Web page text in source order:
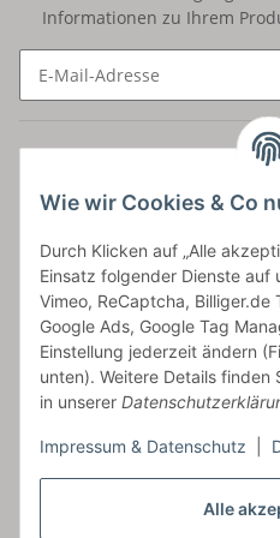
Alle
Wie wir Cookies & Co
Durch Klicken auf „Alle
Einsatz folgender Dienste auf
Vimeo, ReCaptcha, Billiger.de
Google Ads, Google Tag
Einstellung jederzeit ändern
unten). Weitere Details finden
in unserer
Impressum & Datenschutz
Informationen zu Ihrem
Artikelinformationen
Frieslandstr. 44 | 26446
Fon 04468-9479855-0 | Fax -9